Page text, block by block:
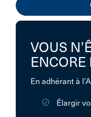
VOUS
En adhérant à
Élargir